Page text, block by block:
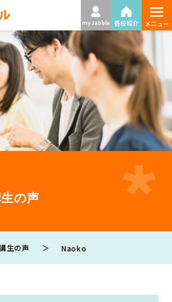
my Jabble 各校紹介 ≡
メニュー
の声
生の声 ＞ Naoko